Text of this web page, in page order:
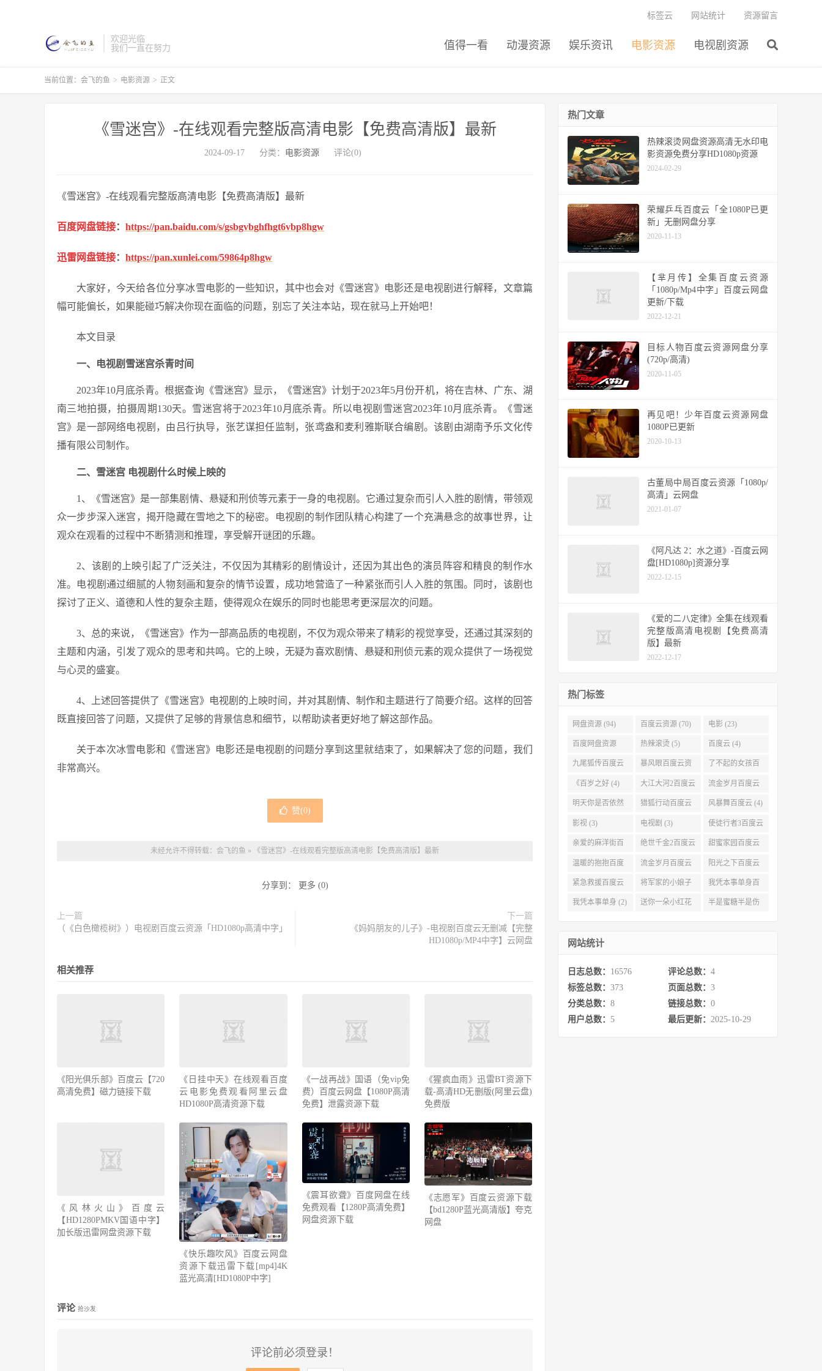
欢迎光临
我们一直在努力
值得一看 动漫资源 娱乐资讯 电影资源 电视剧资源
标签云 网站统计 资源留言
当前位置： 会飞的鱼 > 电影资源 > 正文
《雪迷宫》-在线观看完整版高清电影【免费高清版】最新
2024-09-17 分类： 电影资源 评论(0)
《雪迷宫》-在线观看完整版高清电影【免费高清版】最新
百度网盘链接： https://pan.baidu.com/s/gsbgvbghfhgt6vbp8hgw
迅雷网盘链接： https://pan.xunlei.com/59864p8hgw
大家好，今天给各位分享冰雪电影的一些知识，其中也会对《雪迷宫》电影还是电视剧进行解释，文章篇
幅可能偏长，如果能碰巧解决你现在面临的问题，别忘了关注本站，现在就马上开始吧！
本文目录
一、电视剧雪迷宫杀青时间
2023年10月底杀青。根据查询《雪迷宫》显示，《雪迷宫》计划于2023年5月份开机，将在吉林、广东、湖
南三地拍摄，拍摄周期130天。雪迷宫将于2023年10月底杀青。所以电视剧雪迷宫2023年10月底杀青。《雪迷
宫》是一部网络电视剧，由吕行执导，张艺谋担任监制，张鸢盎和麦利雅斯联合编剧。该剧由湖南予乐文化传
播有限公司制作。
二、雪迷宫 电视剧什么时候上映的
1、《雪迷宫》是一部集剧情、悬疑和刑侦等元素于一身的电视剧。它通过复杂而引人入胜的剧情，带领观
众一步步深入迷宫，揭开隐藏在雪地之下的秘密。电视剧的制作团队精心构建了一个充满悬念的故事世界，让
观众在观看的过程中不断猜测和推理，享受解开谜团的乐趣。
2、该剧的上映引起了广泛关注，不仅因为其精彩的剧情设计，还因为其出色的演员阵容和精良的制作水
准。电视剧通过细腻的人物刻画和复杂的情节设置，成功地营造了一种紧张而引人入胜的氛围。同时，该剧也
探讨了正义、道德和人性的复杂主题，使得观众在娱乐的同时也能思考更深层次的问题。
3、总的来说，《雪迷宫》作为一部高品质的电视剧，不仅为观众带来了精彩的视觉享受，还通过其深刻的
主题和内涵，引发了观众的思考和共鸣。它的上映，无疑为喜欢剧情、悬疑和刑侦元素的观众提供了一场视觉
与心灵的盛宴。
4、上述回答提供了《雪迷宫》电视剧的上映时间，并对其剧情、制作和主题进行了简要介绍。这样的回答
既直接回答了问题，又提供了足够的背景信息和细节，以帮助读者更好地了解这部作品。
关于本次冰雪电影和《雪迷宫》电影还是电视剧的问题分享到这里就结束了，如果解决了您的问题，我们
非常高兴。
赞(0)
未经允许不得转载： 会飞的鱼 » 《雪迷宫》-在线观看完整版高清电影【免费高清版】最新
分享到： 更多 (0)
上一篇
（《白色橄榄树》）电视剧百度云资源「HD1080p高清中字」
下一篇
《妈妈朋友的儿子》-电视剧百度云无删减【完整
HD1080p/MP4中字】云网盘
相关推荐
《阳光俱乐部》百度云【720
高清免费】磁力链接下载
《日挂中天》在线观看百度
云电影免费观看阿里云盘
HD1080P高清资源下载
《一战再战》国语（免vip免
费）百度云网盘【1080P高清
免费】泄露资源下载
《猩疯血雨》迅雷BT资源下
载-高清HD无删版(阿里云盘)
免费版
《风林火山》百度云
【HD1280PMKV国语中字】
加长版迅雷网盘资源下载
《快乐趣吹风》百度云网盘
资源下载迅雷下载[mp4]4K
蓝光高清[HD1080P中字]
《震耳欲聋》百度网盘在线
免费观看【1280P高清免费】
网盘资源下载
《志愿军》百度云资源下载
【bd1280P蓝光高清版】夸克
网盘
评论 抢沙发
评论前必须登录！
热门文章
热辣滚烫网盘资源高清无水印电
影资源免费分享HD1080p资源
2024-02-29
荣耀乒乓百度云「全1080P已更
新」无删网盘分享
2020-11-13
【芈月传】全集百度云资源
「1080p/Mp4中字」百度云网盘
更新/下载
2022-12-21
目标人物百度云资源网盘分享
(720p/高清)
2020-11-05
再见吧！少年百度云资源网盘
1080P已更新
2020-10-13
古董局中局百度云资源「1080p/
高清」云网盘
2021-01-07
《阿凡达 2：水之道》-百度云网
盘[HD1080p]资源分享
2022-12-15
《爱的二八定律》全集在线观看
完整版高清电视剧【免费高清
版】最新
2022-12-17
热门标签
网盘资源 (94) 百度云资源 (70) 电影 (23)
百度网盘资源
(11)
热辣滚烫 (5) 百度云 (4)
九尾狐传百度云
(4)
暴风眼百度云资
源 (4)
了不起的女孩百
度云 (4)
《百岁之好 (4) 大江大河2百度云
(4)
流金岁月百度云
(4)
明天你是否依然
爱我百度云 (4)
猎狐行动百度云
(4)
风暴舞百度云 (4)
影视 (3) 电视剧 (3) 使徒行者3百度云
资源 (3)
亲爱的麻洋街百
度云资源 (3)
绝世千金2百度云
(3)
甜蜜家园百度云
(3)
温暖的抱抱百度
云 (3)
流金岁月百度云
完整网盘 (3)
阳光之下百度云
(3)
紧急救援百度云
资源 (2)
将军家的小娘子
百度云 (2)
我凭本事单身百
度云资源 (2)
我凭本事单身 (2) 送你一朵小红花 半是蜜糖半是伤
网站统计
日志总数： 16576 评论总数： 4
标签总数： 373 页面总数： 3
分类总数： 8 链接总数： 0
用户总数： 5 最后更新： 2025-10-29